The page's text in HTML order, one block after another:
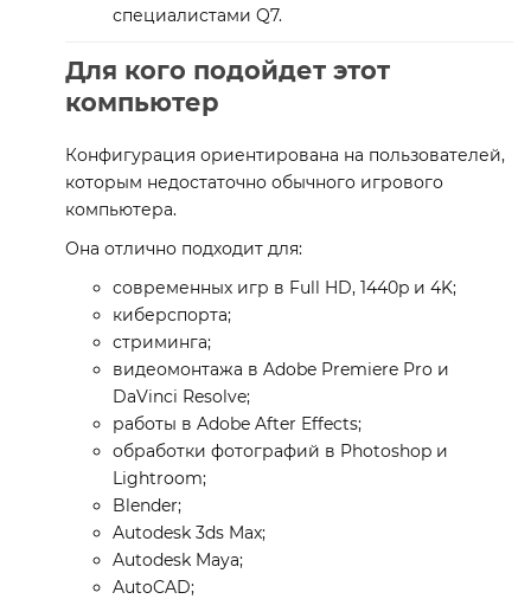
специалистами Q7.
Для кого подойдет этот
компьютер
Конфигурация ориентирована на пользователей,
которым недостаточно обычного игрового
компьютера.
Она отлично подходит для:
современных игр в Full HD, 1440p и 4K;
киберспорта;
стриминга;
видеомонтажа в Adobe Premiere Pro и
DaVinci Resolve;
работы в Adobe After Effects;
обработки фотографий в Photoshop и
Lightroom;
Blender;
Autodesk 3ds Max;
Autodesk Maya;
AutoCAD;